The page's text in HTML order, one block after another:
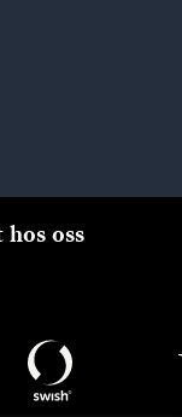
oss